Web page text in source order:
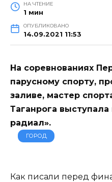
НА ЧТЕНИЕ
1 мин
ОПУБЛИКОВАНО
14.09.2021 11:53
На соревнованиях
парусному спорту,
заливе, мастер
Таганрога
радиал».
ГОРОД
Как писали перед